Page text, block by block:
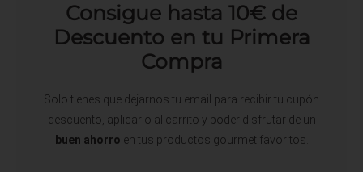
Consigue hasta 10€ de
Descuento en tu Primera
Compra
Solo tienes que dejarnos tu email para recibir tu cupón
descuento, aplicarlo al carrito y poder disfrutar de un
buen ahorro en tus productos gourmet favoritos.